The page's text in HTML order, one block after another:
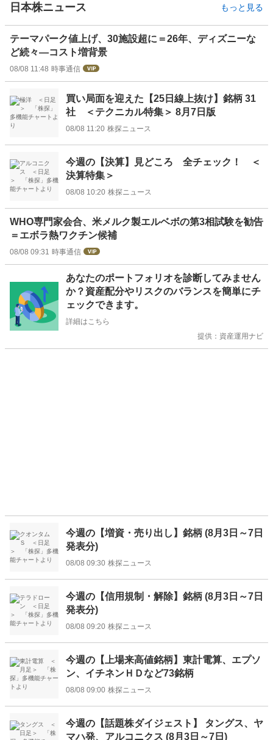
日本株ニュース もっと見る
テーマパーク値上げ、30施設超に＝26年、ディズニーな
ど続々―コスト増背景
08/08 11:48 時事通信
買い局面を迎えた【25日線上抜け】銘柄 31
社 ＜テクニカル特集＞ 8月7日版
08/08 11:20 株探ニュース
今週の【決算】見どころ 全チェック！ ＜
決算特集＞
08/08 10:20 株探ニュース
WHO専門家会合、米メルク製エルベボの第3相試験を勧告
＝エボラ熱ワクチン候補
08/08 09:31 時事通信
あなたのポートフォリオを診断してみません
か？資産配分やリスクのバランスを簡単にチ
ェックできます。
詳細はこちら
提供：資産運用ナビ
今週の【増資・売り出し】銘柄 (8月3日～7日
発表分)
08/08 09:30 株探ニュース
今週の【信用規制・解除】銘柄 (8月3日～7日
発表分)
08/08 09:20 株探ニュース
今週の【上場来高値銘柄】東計電算、エプソ
ン、イチネンＨＤなど73銘柄
08/08 09:00 株探ニュース
今週の【話題株ダイジェスト】 タングス、ヤ
マハ発、アルコニクス (8月3日～7日)